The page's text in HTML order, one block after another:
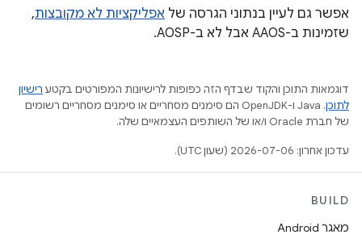
אפשר גם לעיין בנתוני הגרסה של אפליקציות לא מקובצות,
שזמינות ב-AAOS אבל לא ב-AOSP.
דוגמאות התוכן והקוד שבדף הזה כפופות לרישיונות המפורטים בקטע רישיון
לתוכן
.‏ Java ו-OpenJDK הם סימנים מסחריים או סימנים מסחריים רשומים
של חברת Oracle ו/או של השותפים העצמאיים שלה.
עדכון אחרון: 2026-07-06 (שעון UTC).
BUILD
מאגר Android